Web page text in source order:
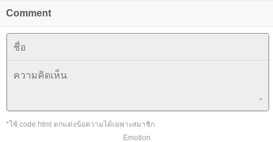
Comment
*ใช้ code html ตกแต่งข้อความได้เฉพาะสมาชิก
Emotion